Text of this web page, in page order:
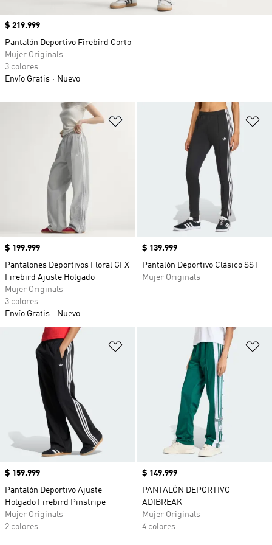
Añadir a la lista de deseos
Precio
$ 199.999
Pantalones Deportivos Floral GFX
Firebird Ajuste Holgado
Mujer Originals
3 colores
Envío Gratis
Nuevo
Precio
$ 139.999
Pantalón Deportivo Clásico SST
Mujer Originals
Añadir a la lista de deseos
Precio
$ 159.999
Pantalón Deportivo Ajuste
Holgado Firebird Pinstripe
Mujer Originals
2 colores
Precio
$ 149.999
PANTALÓN DEPORTIVO
ADIBREAK
Mujer Originals
4 colores
Precio
$ 219.999
Pantalón Deportivo Firebird Corto
Mujer Originals
3 colores
Envío Gratis
Nuevo